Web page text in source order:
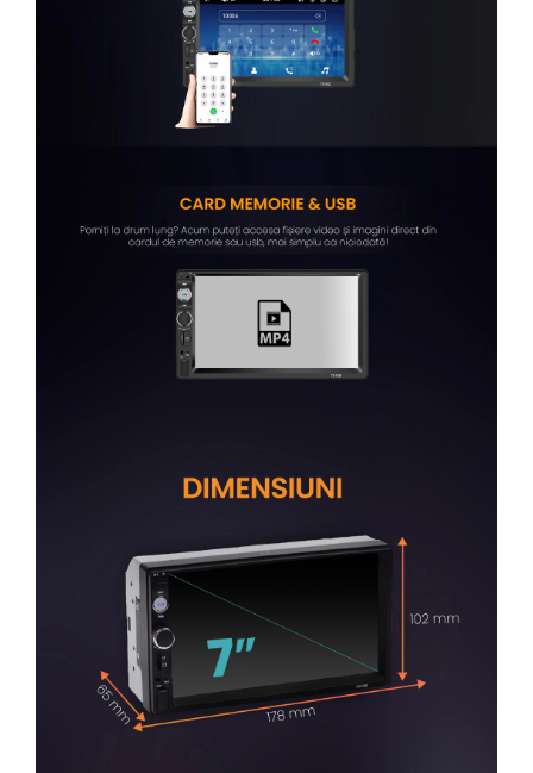
Rame adaptoare Subaru
Rame adaptoare Iveco
Rame adaptoare Smart
Rame adaptoare Ssangyong
Rame adaptoare Hummer
Conectică Opel
Conectică Skoda
Conectică Honda